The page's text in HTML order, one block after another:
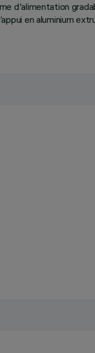
en aluminium